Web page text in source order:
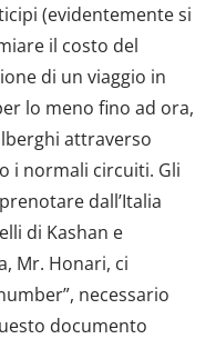
(evidentemente si
il costo del
di un viaggio in
lo meno fino ad ora,
attraverso
i normali circuiti. Gli
dall’Italia
di Kashan e
Mr. Honari, ci
necessario
documento